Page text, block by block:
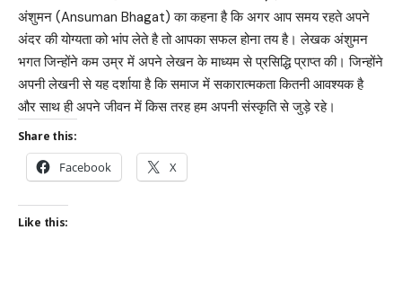
अंशुमन (Ansuman Bhagat) का कहना है कि अगर आप समय रहते अपने
अंदर की योग्यता को भांप लेते है तो आपका सफल होना तय है। लेखक अंशुमन
भगत जिन्होंने कम उम्र में अपने लेखन के माध्यम से प्रसिद्धि प्राप्त की। जिन्होंने
अपनी लेखनी से यह दर्शाया है कि समाज में सकारात्मकता कितनी आवश्यक है
और साथ ही अपने जीवन में किस तरह हम अपनी संस्कृति से जुड़े रहे।
Share this:
Facebook X
Like this: